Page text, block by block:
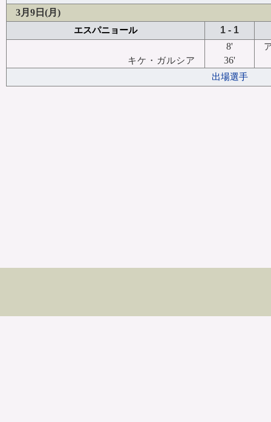
3月9日(月)
エスパニョール
1 - 1
8'
キケ・ガルシア
36'
出場選手